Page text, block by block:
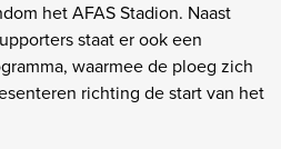
het AFAS Stadion. Naast
staat er ook een
waarmee de ploeg zich
richting de start van het